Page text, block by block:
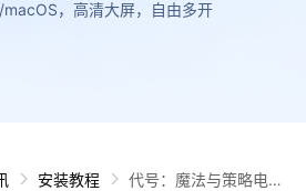
，高清大屏，自由多开
安装教程
代号：魔法与策略电脑